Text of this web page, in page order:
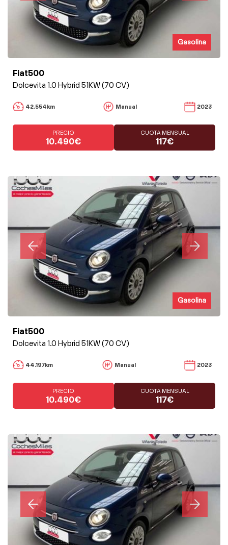
Gasolina
Fiat500
Dolcevita 1.0 Hybrid 51KW (70 CV)
42.554km Manual 2023
PRECIO
10.490€
CUOTA MENSUAL
117€
Gasolina
Fiat500
Dolcevita 1.0 Hybrid 51KW (70 CV)
44.197km Manual 2023
PRECIO
10.490€
CUOTA MENSUAL
117€